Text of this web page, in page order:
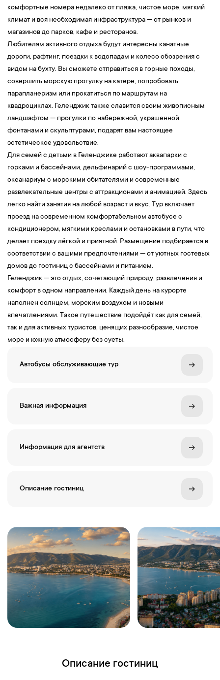
комфортные номера недалеко от пляжа, чистое море, мягкий
климат и вся необходимая инфраструктура — от рынков и
магазинов до парков, кафе и ресторанов.
Любителям активного отдыха будут интересны канатные
дороги, рафтинг, поездки к водопадам и колесо обозрения с
видом на бухту. Вы сможете отправиться в горные походы,
совершить морскую прогулку на катере, попробовать
парапланеризм или прокатиться по маршрутам на
квадроциклах. Геленджик также славится своим живописным
ландшафтом — прогулки по набережной, украшенной
фонтанами и скульптурами, подарят вам настоящее
эстетическое удовольствие.
Для семей с детьми в Геленджике работают аквапарки с
горками и бассейнами, дельфинарий с шоу-программами,
океанариум с морскими обитателями и современные
развлекательные центры с аттракционами и анимацией. Здесь
легко найти занятия на любой возраст и вкус. Тур включает
проезд на современном комфортабельном автобусе с
кондиционером, мягкими креслами и остановками в пути, что
делает поездку лёгкой и приятной. Размещение подбирается в
соответствии с вашими предпочтениями — от уютных гостевых
домов до гостиниц с бассейнами и питанием.
Геленджик — это отдых, сочетающий природу, развлечения и
комфорт в одном направлении. Каждый день на курорте
наполнен солнцем, морским воздухом и новыми
впечатлениями. Такое путешествие подойдёт как для семей,
так и для активных туристов, ценящих разнообразие, чистое
море и южную атмосферу без суеты.
Автобусы обслуживающие тур
Важная информация
Информация для агентств
Описание гостиниц
Описание гостиниц